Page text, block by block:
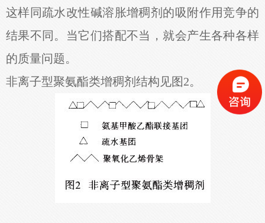
这样同疏水改性碱溶胀增稠剂的吸附作用竞争的
结果不同。当它们搭配不当，就会产生各种各样
的质量问题。
非离子型聚氨酯类增稠剂结构见图2。